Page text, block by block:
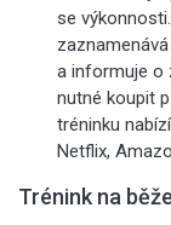
se
a informuje o
nutné koupit
tréninku
Netflix,
Trénink na